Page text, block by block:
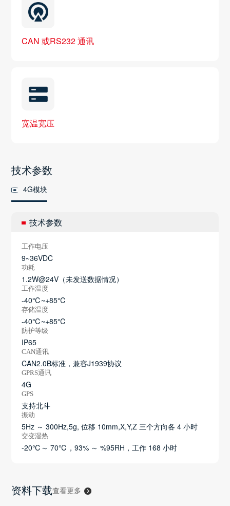
CAN 或RS232 通讯
宽温宽压
技术参数
4G模块
技术参数
工作电压
9~36VDC
功耗
1.2W@24V（未发送数据情况）
工作温度
-40℃~+85℃
存储温度
-40℃~+85℃
防护等级
IP65
CAN通讯
CAN2.0B标准，兼容J1939协议
GPRS通讯
4G
GPS
支持北斗
振动
5Hz ～ 300Hz,5g, 位移 10mm,X,Y,Z 三个方向各 4 小时
交变湿热
-20℃～ 70℃，93% ～ %95RH，工作 168 小时
资料下载查看更多